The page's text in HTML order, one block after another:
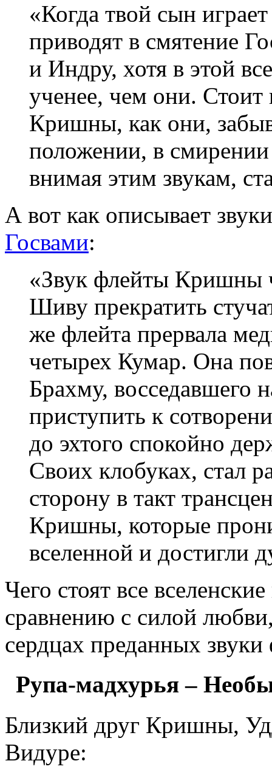
«Когда твой сын
приводят в смятение
и Индру, хотя в этой
ученее, чем они.
Кришны, как они,
положении, в
внимая этим звукам,
А вот как описывает
Госвами:
«Звук флейты Кришны
Шиву прекратить
же флейта прервала
четырех Кумар. Она
Брахму, восседавшего
приступить к
до эхтого спокойно
Своих клобуках, стал
сторону в такт
Кришны, которые
вселенной и достигли
Чего стоят все
сравнению с силой
сердцах преданных
Рупа-мадхурья –
Близкий друг Кришны,
Видуре: